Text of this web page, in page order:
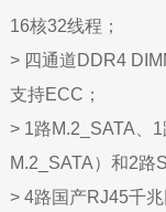
16核32线程；
>四通道DDR4
支持ECC；
>1路M.2_SATA、
M.2_SATA）和2路
>4路国产RJ45千